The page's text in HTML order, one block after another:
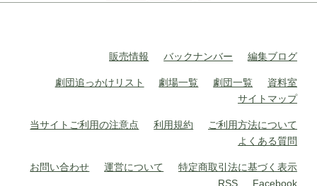
販売情報 バックナンバー 編集ブログ
劇団追っかけリスト 劇場一覧 劇団一覧
資料室
サイトマップ
当サイトご利用の注意点 利用規約
ご利用方法について
よくある質問
お問い合わせ 運営について
特定商取引法に基づく表示
RSS
Facebook